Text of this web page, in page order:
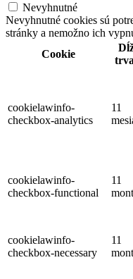
Nevyhnutné
Nevyhnutné cookies sú
stránky a nemožno ich
Cookie
cookielawinfo-
checkbox-analytics
11
cookielawinfo-
checkbox-functional
11
cookielawinfo-
checkbox-necessary
11